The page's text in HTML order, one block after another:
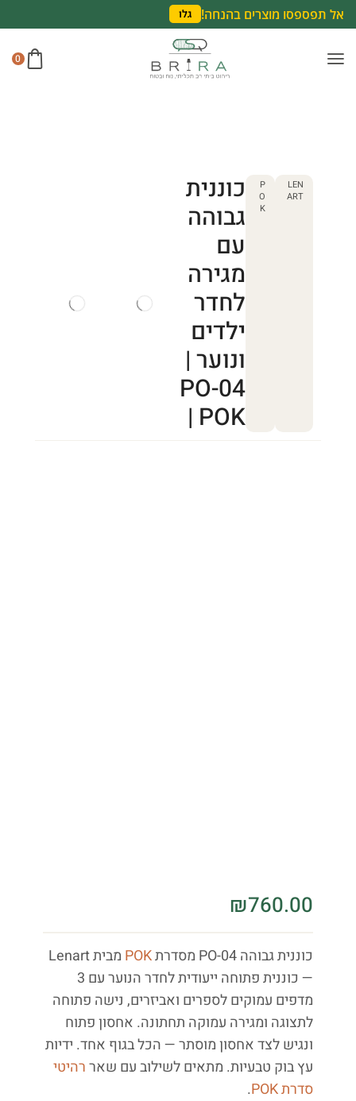
אל תפספסו מוצרים בהנחה! גלו
0
LEN
ART
P
O
K
כוננית
גבוהה
עם
מגירה
לחדר
ילדים
ונוער |
PO-04
| POK
₪760.00
כוננית גבוהה PO-04 מסדרת POK
מבית Lenart
— כוננית פתוחה ייעודית לחדר הנוער עם 3
מדפים עמוקים לספרים ואביזרים, נישה פתוחה
לתצוגה ומגירה עמוקה תחתונה. אחסון פתוח
ונגיש לצד אחסון מוסתר — הכל בגוף אחד. ידיות
עץ בוק טבעיות. מתאים לשילוב עם שאררהיטי
סדרת POK
.